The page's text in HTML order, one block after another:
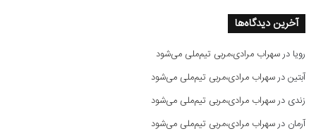
آخرین دیدگاه‌ها
رویا درسهراب مرادی،مربی تیم‌ملی می‌شود
آبتیندرسهراب مرادی،مربی تیم‌ملی می‌شود
زندی درسهراب مرادی،مربی تیم‌ملی می‌شود
آرمان درسهراب مرادی،مربی تیم‌ملی می‌شود